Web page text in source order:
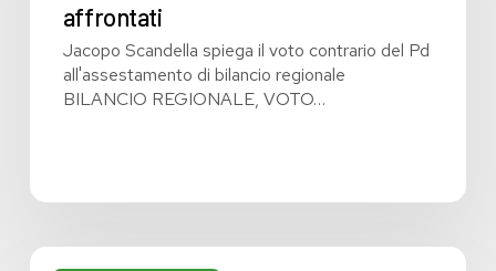
affrontati
affrontati
Jacopo Scandella spiega il voto contrario del Pd
all'assestamento di bilancio regionale
BILANCIO REGIONALE, VOTO…
Bilancio